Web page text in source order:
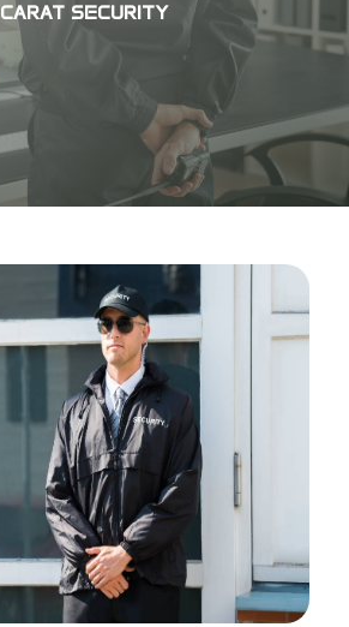
CARAT SECURITY